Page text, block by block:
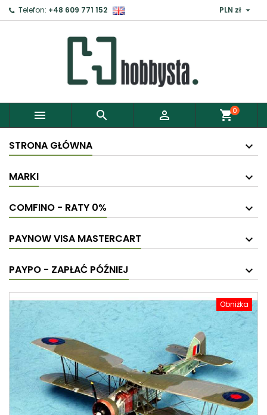
Telefon: +48 609 771 152 PLN zł 
   shopping_cart0
STRONA GŁÓWNA
MARKI
COMFINO - RATY 0%
PAYNOW VISA MASTERCART
PAYPO - ZAPŁAĆ PÓŹNIEJ
Obniżka